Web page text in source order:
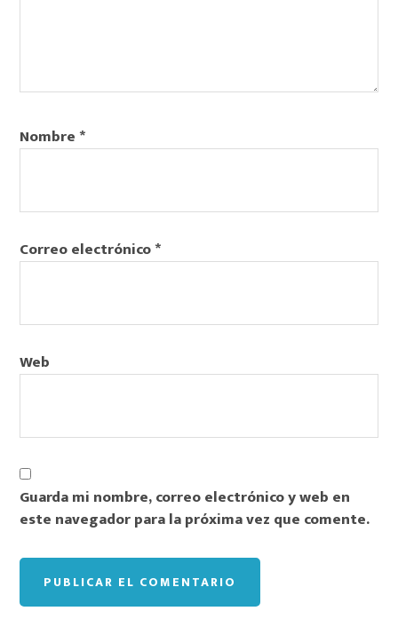
Nombre*
Correo electrónico*
Web
Guarda mi nombre, correo electrónico y web en
este navegador para la próxima vez que comente.